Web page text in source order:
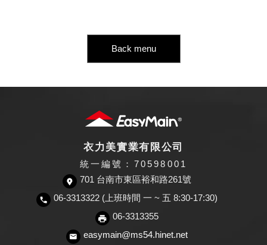
Back menu
衣力美實業有限公司
統一編號：70598001
701 台南市東區裕和路261號
06-3313322 (上班時間 一 ~ 五 8:30-17:30)
06-3313355
easymain@ms54.hinet.net